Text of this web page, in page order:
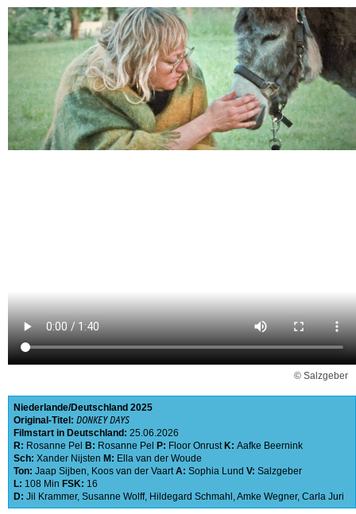
© Salzgeber
Niederlande Deutschland 2025
Original-Titel: DONKEY DAYS
Filmstart in Deutschland: 25.06.2026
R: Rosanne Pel B: Rosanne Pel P: Floor Onrust K: Aafke Beernink
Sch: Xander Nijsten M: Ella van der Woude
Ton: Jaap Sijben, Koos van der Vaart A: Sophia Lund V: Salzgeber
L: 108 Min FSK: 16
D: Jil Krammer, Susanne Wolff, Hildegard Schmahl ,Amke Wegner, Carla Juri